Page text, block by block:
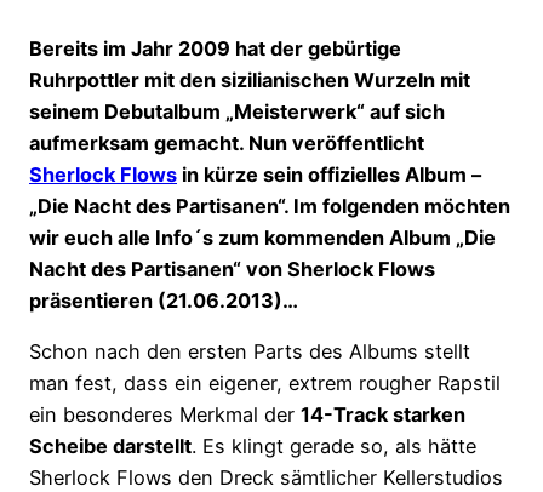
Bereits im Jahr 2009 hat der gebürtige
Ruhrpottler mit den sizilianischen Wurzeln mit
seinem Debutalbum „Meisterwerk“ auf sich
aufmerksam gemacht. Nun veröffentlicht
Sherlock Flows in kürze sein offizielles Album –
„Die Nacht des Partisanen“. Im folgenden möchten
wir euch alle Info´s zum kommenden Album „Die
Nacht des Partisanen“ von Sherlock Flows
präsentieren (21.06.2013)…
Schon nach den ersten Parts des Albums stellt
man fest, dass ein eigener, extrem rougher Rapstil
ein besonderes Merkmal der 14-Track starken
Scheibe darstellt. Es klingt gerade so, als hätte
Sherlock Flows den Dreck sämtlicher Kellerstudios